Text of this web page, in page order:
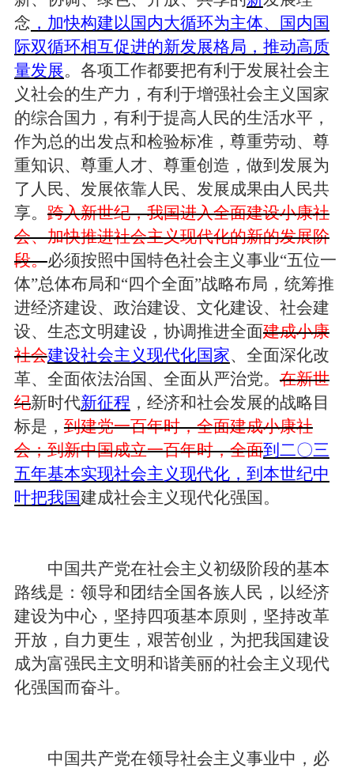
念 ，加快构建以国内大循环为主体、国内国
际双循环相互促进的新发展格局，推动高质
量发展。各项工作都要把有利于发展社会主
义社会的生产力，有利于增强社会主义国家
的综合国力，有利于提高人民的生活水平，
作为总的出发点和检验标准，尊重劳动、尊
重知识、尊重人才、尊重创造，做到发展为
了人民、发展依靠人民、发展成果由人民共
享。跨入新世纪，我国进入全面建设小康社
会、加快推进社会主义现代化的新的发展阶
段。必须按照中国特色社会主义事业“五位一
体”总体布局和“四个全面”战略布局，统筹推
进经济建设、政治建设、文化建设、社会建
设、生态文明建设，协调推进全面建成小康
社会建设社会主义现代化国家、全面深化改
革、全面依法治国、全面从严治党。在新世
纪新时代新征程 ，经济和社会发展的战略目
标是，到建党一百年时，全面建成小康社
会；到新中国成立一百年时，全面到二〇三
五年基本实现社会主义现代化，到本世纪中
叶把我国建成社会主义现代化强国。
中国共产党在社会主义初级阶段的基本
路线是：领导和团结全国各族人民，以经济
建设为中心，坚持四项基本原则，坚持改革
开放，自力更生，艰苦创业，为把我国建设
成为富强民主文明和谐美丽的社会主义现代
化强国而奋斗。
中国共产党在领导社会主义事业中，必